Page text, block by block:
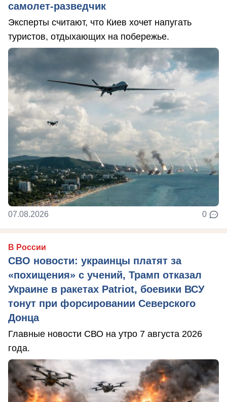
самолет-разведчик
Эксперты считают, что Киев хочет напугать
туристов, отдыхающих на побережье.
07.08.2026 0
В России
СВО новости: украинцы платят за
«похищения» с учений, Трамп отказал
Украине в ракетах Patriot, боевики ВСУ
тонут при форсировании Северского
Донца
Главные новости СВО на утро 7 августа 2026
года.